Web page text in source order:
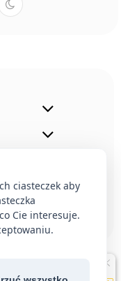
ciasteczek aby
Cie interesuje.